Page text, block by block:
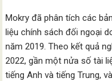
Mokry đã phân tích các
liệu chính sách đối ngoại
năm 2019. Theo kết quả
2022, gần một nửa số tài
tiếng Anh và tiếng Trung,